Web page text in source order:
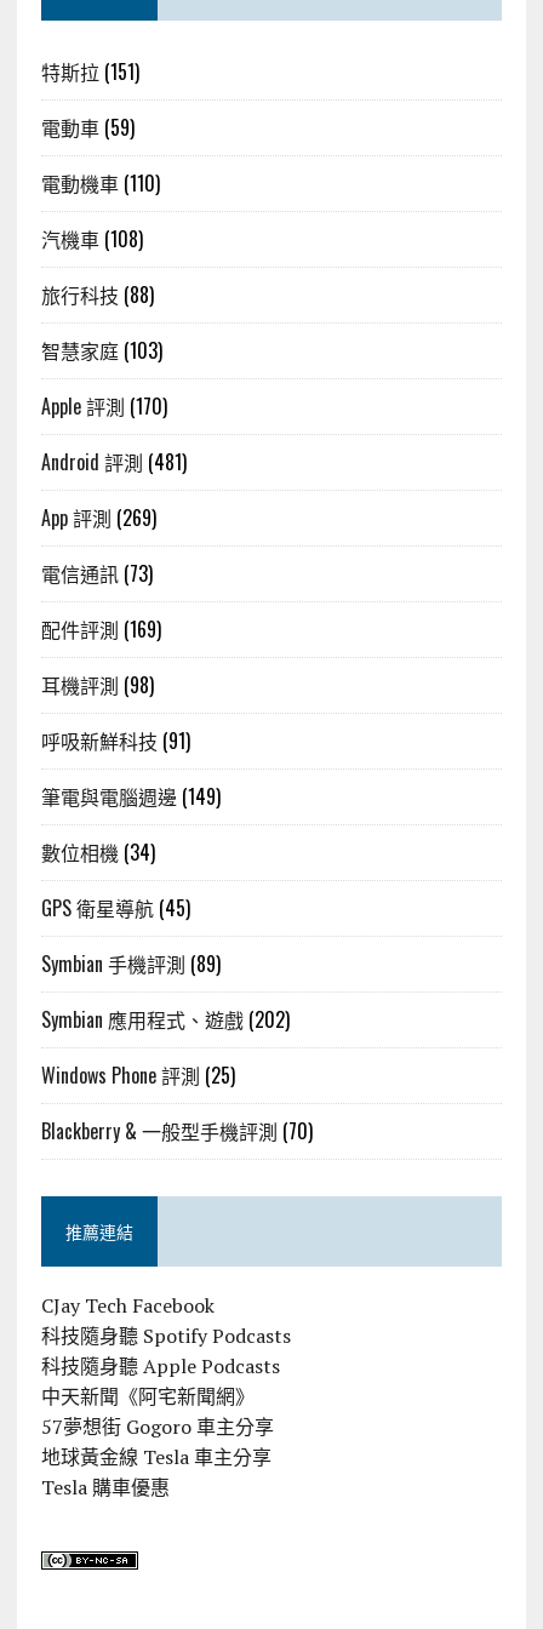
特斯拉 (151)
電動車(59)
電動機車(110)
汽機車(108)
旅行科技 (88)
智慧家庭(103)
Apple 評測 (170)
Android 評測 (481)
App 評測 (269)
電信通訊(73)
配件評測 (169)
耳機評測 (98)
呼吸新鮮科技 (91)
筆電與電腦週邊 (149)
數位相機(34)
GPS 衛星導航(45)
Symbian 手機評測 (89)
Symbian 應用程式、遊戲(202)
Windows Phone 評測 (25)
Blackberry & 一般型手機評測 (70)
推薦連結
CJay Tech Facebook
科技隨身聽 Spotify Podcasts
科技隨身聽 Apple Podcasts
中天新聞《阿宅新聞網》
57夢想街 Gogoro 車主分享
地球黃金線 Tesla 車主分享
Tesla 購車優惠